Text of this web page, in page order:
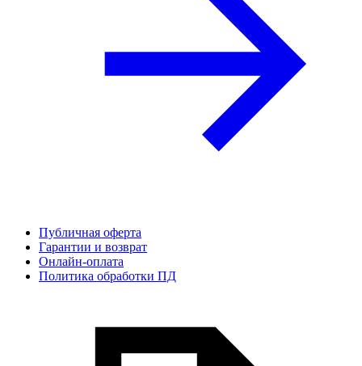
Публичная оферта
Гарантии и возврат
Онлайн-оплата
Политика обработки ПД